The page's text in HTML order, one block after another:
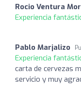
Rocio Ventura
Experiencia
Pablo Marjalizo
Experiencia
carta de cervezas
servicio y muy